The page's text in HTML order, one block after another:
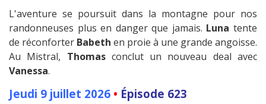
L'aventure se poursuit dans la montagne pour nos
randonneuses plus en danger que jamais. Luna tente
de réconforter Babeth en proie à une grande angoisse.
Au Mistral, Thomasconclut un nouveau deal avec
Vanessa.
Jeudi 9 juillet 2026 • Épisode 623